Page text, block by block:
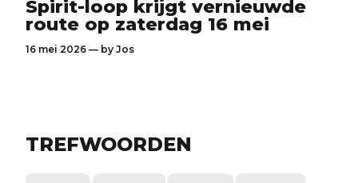
Spirit-loop krijgt vernieuwde
route op zaterdag 16 mei
16 mei 2026 — by Jos
TREFWOORDEN